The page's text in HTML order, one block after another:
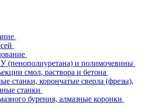
(пенополиуретана) и полимочевины
смол, раствора и бетона
станки, корончатые сверла (фрезы),
станки
бурения, алмазные коронки